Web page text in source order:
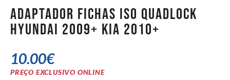
Adaptador Fichas ISO QUADLOCK
Hyundai 2009+ Kia 2010+
10.00€
PREÇO EXCLUSIVO ONLINE